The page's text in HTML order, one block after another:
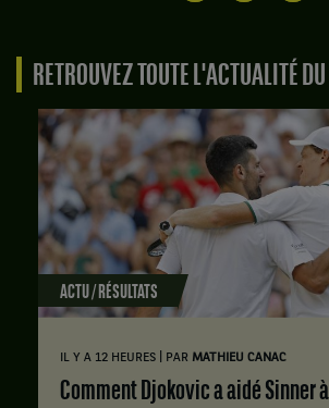
RETROUVEZ TOUTE L'ACTUALITÉ
ACTU / RÉSULTATS
IL Y A 12 HEURES PAR MATHIEU CANAC
Comment Djokovic a aidé Sinner